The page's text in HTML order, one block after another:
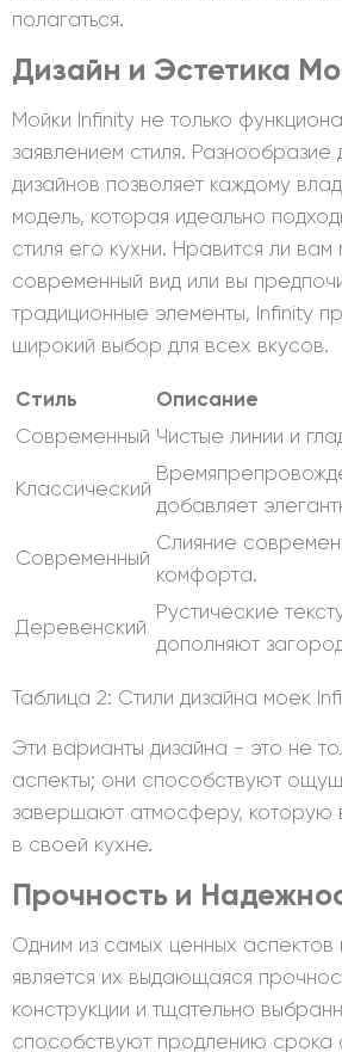
полагаться.
Дизайн и Эстетика
Мойки Infinity не только
заявлением стиля. Разнообразие
дизайнов позволяет каждому
модель, которая идеально
стиля его кухни. Нравится ли вам
современный вид или вы
традиционные элементы, Infinity
широкий выбор для всех вкусов.
Стиль
Описание
Современный Чистые линии и
Классический
добавляет
Современный
Слияние
комфорта.
Деревенский
Рустические
дополняют
Таблица 2: Стили дизайна моек
Эти варианты дизайна - это не
аспекты; они способствуют
завершают атмосферу, которую
в своей кухне.
Прочность и
Одним из самых ценных аспектов
является их выдающаяся
конструкции и тщательно
способствуют продлению срока